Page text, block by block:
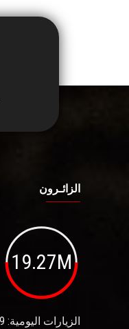
الزائـرون
19.27M
الزيارات اليومية: 139